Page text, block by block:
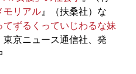
モリアル 』（扶桑社）な
てずるくっていじわるな妹
東京ニュース通信社、発